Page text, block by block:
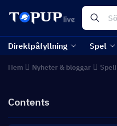
Direktpåfyllning Spel
Hem Nyheter & bloggar
Contents